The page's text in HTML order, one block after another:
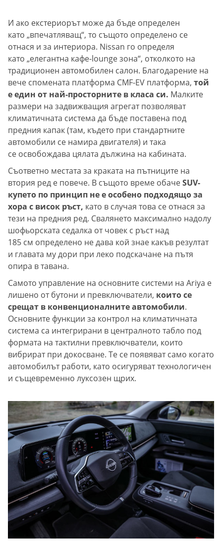
И ако екстериорът може да бъде определен
като „впечатляващ“, то същото определено се
отнася и за интериора. Nissan го определя
като „елегантна кафе-lounge зона“, отколкото на
традиционен автомобилен салон. Благодарение на
вече спомената платформа CMF-EV платформа, той
е един от най-просторните в класа си. Малките
размери на задвижващия агрегат позволяват
климатичната система да бъде поставена под
предния капак (там, където при стандартните
автомобили се намира двигателя) и така
се освобождава цялата дължина на кабината.
Съответно местата за краката на пътниците на
втория ред е повече. В същото време обачеSUV-
купето по принцип не е особено подходящо за
хора с висок ръст, като в случая това се отнася за
тези на предния ред. Свалянето максимално надолу
шофьорската седалка от човек с ръст над
185 см определено не дава кой знае какъв резултат
и главата му дори при леко подскачане на пътя
опира в тавана.
Самото управление на основните системи на Ariya е
лишено от бутони и превключватели, които се
срещат в конвенционалните автомобили.
Основните функции за контрол на климатичната
система са интегрирани в централното табло под
формата на тактилни превключватели, които
вибрират при докосване. Те се появяват само когато
автомобилът работи, като осигуряват технологичен
и същевременно луксозен щрих.